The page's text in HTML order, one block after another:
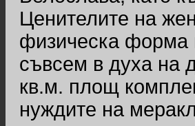
Ценителите на
физическа форма
съвсем в духа на
кв.м. площ
нуждите на